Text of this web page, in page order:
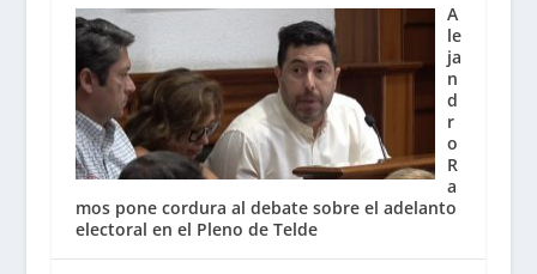
A
le
ja
n
d
r
o
R
a
mos pone cordura al debate sobre el adelanto
electoral en el Pleno de Telde